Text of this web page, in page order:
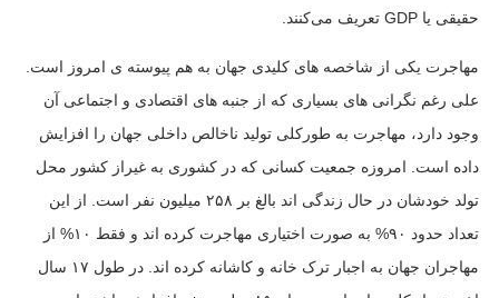
حقیقی یا GDP تعریف می‌کنند.
مهاجرت یکی از شاخصه های کلیدی جهان به هم پیوسته ی امروز است.
علی رغم نگرانی های بسیاری که از جنبه های اقتصادی و اجتماعی آن
وجود دارد، مهاجرت به طورکلی تولید ناخالص داخلی جهان را افزایش
داده است. امروزه جمعیت کسانی که در کشوری به غیراز کشور محل
تولد خودشان در حال زندگی اند بالغ بر ۲۵۸ میلیون نفر است. از این
تعداد حدود ۹۰% به صورت اختیاری مهاجرت کرده اند و فقط ۱۰% از
مهاجران جهان به اجبار ترک خانه و کاشانه کرده اند. در طول ۱۷ سال